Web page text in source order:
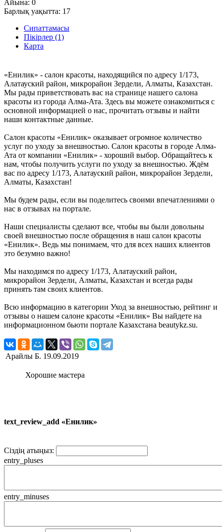
Айына: 0
Барлық уақытта: 17
Сипаттамасы
Пікірлер (1)
Карта
«Енилик» - салон красоты, находящийся по адресу 1/173,
Алатауский район, микрорайон Зердели, Алматы, Казахстан.
Мы рады приветствовать вас на странице нашего салона
красоты из города Алма-Ата. Здесь вы можете ознакомиться с
основной информацией о нас, прочитать отзывы и найти
наши контактные данные.
Салон красоты «Енилик» оказывает огромное количество
услуг по уходу за внешностью. Салон красоты в городе Алма-
Ата от компании «Енилик» - хороший выбор. Обращайтесь к
нам, чтобы получить услуги по уходу за внешностью. Ждём
вас по адресу 1/173, Алатауский район, микрорайон Зердели,
Алматы, Казахстан!
Мы будем рады, если вы поделитесь своими впечатлениями о
нас в отзывах на портале.
Наши специалисты сделают все, чтобы вы были довольны
своей внешностью после обращения в наш салон красоты
«Енилик». Ведь мы понимаем, что для всех наших клиентов
это безумно важно!
Мы находимся по адресу 1/173, Алатауский район,
микрорайон Зердели, Алматы, Казахстан и всегда рады
принять там своих клиентов.
Всю информацию в категории Уход за внешностью, рейтинг и
отзывы о нашем салоне красоты «Енилик» Вы найдете на
информационном бьюти портале Казахстана beautykz.su.
Арайлы Б. 19.09.2019
Хорошие мастера
text_review_add «Енилик»
Сіздің атыңыз:
entry_pluses
entry_minuses